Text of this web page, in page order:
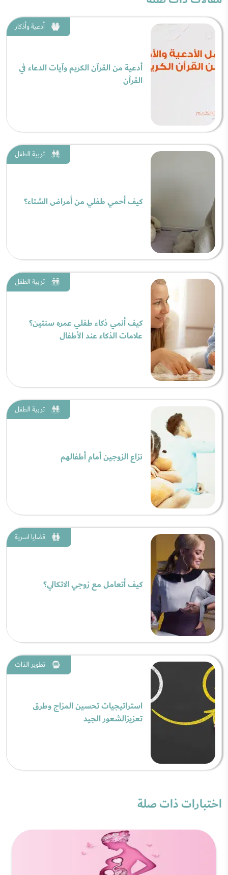
أدعية وأذكار
أدعية من القرآن الكريم وآيات الدعاء في
القرآن
تربية الطفل
كيف أحمي طفلي من أمراض الشتاء؟
تربية الطفل
كيف أنمي ذكاء طفلي عمره سنتين؟
علامات الذكاء عند الأطفال
تربية الطفل
نزاع الزوجين أمام أطفالهم
قضايا اسرية
كيف أتعامل مع زوجي الاتكالي؟
تطوير الذات
استراتيجيات تحسين المزاج وطرق
تعزيزالشعور الجيد
اختبارات ذات صلة